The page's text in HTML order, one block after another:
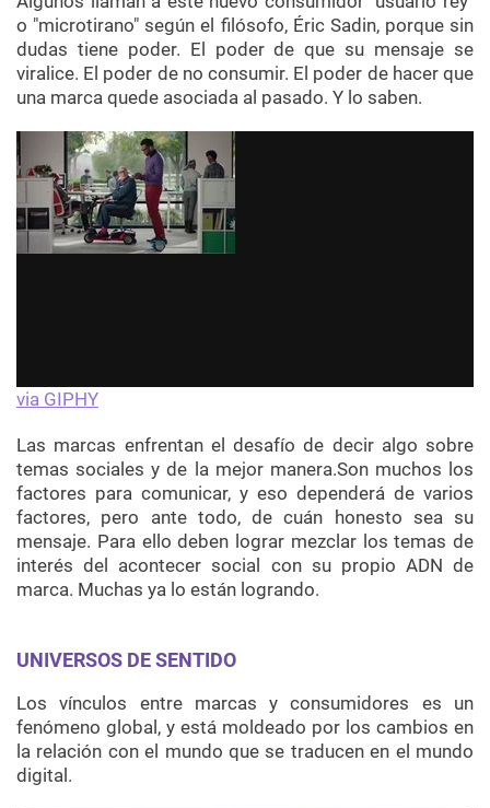
o "microtirano" según el filósofo, Éric Sadin, porque sin
dudas tiene poder. El poder de que su mensaje se
viralice. El poder de no consumir. El poder de hacer que
una marca quede asociada al pasado. Y lo saben.
via GIPHY
Las marcas enfrentan el desafío de decir algo sobre
temas sociales y de la mejor manera.Son muchos los
factores para comunicar, y eso dependerá de varios
factores, pero ante todo, de cuán honesto sea su
mensaje. Para ello deben lograr mezclar los temas de
interés del acontecer social con su propio ADN de
marca. Muchas ya lo están logrando.
UNIVERSOS DE SENTIDO
Los vínculos entre marcas y consumidores es un
fenómeno global, y está moldeado por los cambios en
la relación con el mundo que se traducen en el mundo
digital.